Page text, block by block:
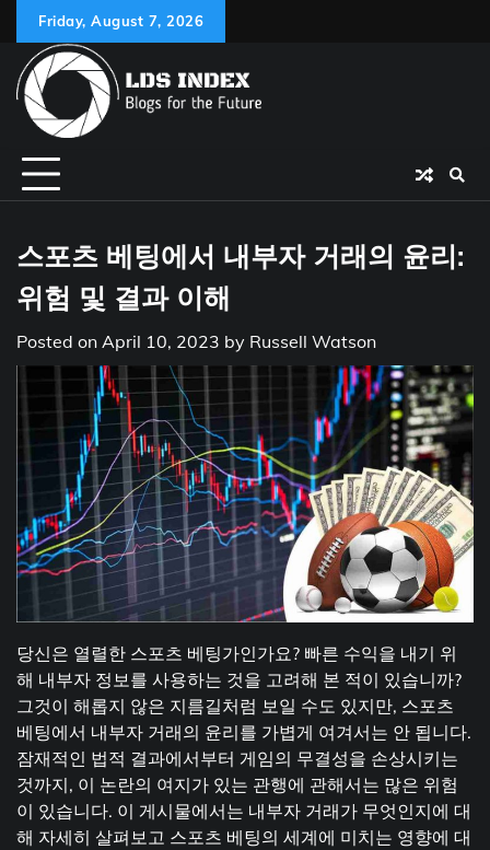
content
Friday, August 7, 2026
스포츠 베팅에서 내부자 거래의 윤리:
위험 및 결과 이해
Posted on April 10, 2023 by Russell Watson
당신은 열렬한 스포츠 베팅가인가요? 빠른 수익을 내기 위
해 내부자 정보를 사용하는 것을 고려해 본 적이 있습니까?
그것이 해롭지 않은 지름길처럼 보일 수도 있지만, 스포츠
베팅에서 내부자 거래의 윤리를 가볍게 여겨서는 안 됩니다.
잠재적인 법적 결과에서부터 게임의 무결성을 손상시키는
것까지, 이 논란의 여지가 있는 관행에 관해서는 많은 위험
이 있습니다. 이 게시물에서는 내부자 거래가 무엇인지에 대
해 자세히 살펴보고 스포츠 베팅의 세계에 미치는 영향에 대